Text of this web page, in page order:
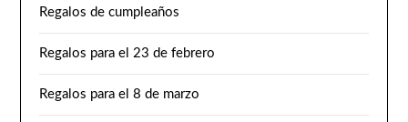
Regalos de cumpleaños
Regalos para el 23 de febrero
Regalos para el 8 de marzo